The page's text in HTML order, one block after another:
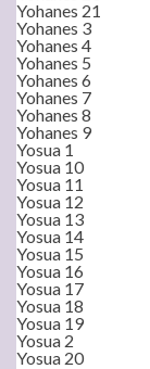
Yohanes 21
Yohanes 3
Yohanes 4
Yohanes 5
Yohanes 6
Yohanes 7
Yohanes 8
Yohanes 9
Yosua 1
Yosua 10
Yosua 11
Yosua 12
Yosua 13
Yosua 14
Yosua 15
Yosua 16
Yosua 17
Yosua 18
Yosua 19
Yosua 2
Yosua 20